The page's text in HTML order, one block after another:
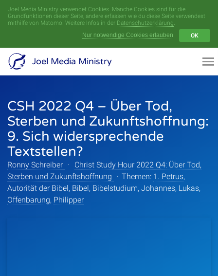
Joel Media Ministry verwendet Cookies. Manche Cookies sind für die
Grundfunktionen dieser Seite, andere erfassen wie du diese Seite verwendest
mithilfe von Matomo. Weitere Infos in der Datenschutzerklärung.
Nur notwendige Cookies erlauben
OK
Joel Media Ministry
CSH 2022 Q4 – Über Tod,
Sterben und Zukunftshoffnung:
9. Sich widersprechende
Textstellen?
Ronny Schreiber ·
Christ Study Hour 2022 Q4: Über Tod,
Sterben und Zukunftshoffnung
· Themen: 1. Petrus,
Autorität der Bibel, Bibel, Bibelstudium, Johannes, Lukas,
Offenbarung, Philipper
Menü
Videoarchiv
Serien
Sprecher